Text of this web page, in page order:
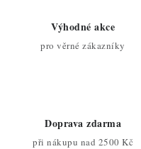
Výhodné akce
pro věrné zákazníky
Doprava zdarma
při nákupu nad 2500 Kč